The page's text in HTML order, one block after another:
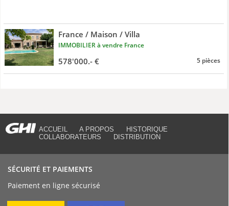
France / Maison / Villa
IMMOBILIER à vendre France
578'000.- € 5 pièces
ACCUEIL A PROPOS
HISTORIQUE
COLLABORATEURS
DISTRIBUTION
SÉCURITÉ ET PAIEMENTS
Paiement en ligne sécurisé